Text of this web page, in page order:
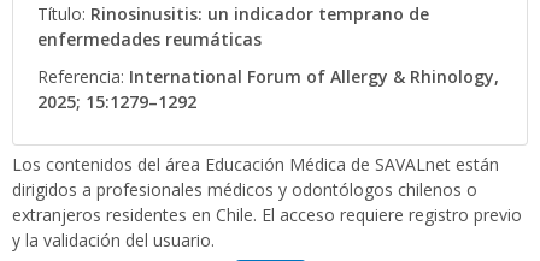
Título: Rinosinusitis: un indicador temprano de
enfermedades reumáticas
Referencia: International Forum of Allergy & Rhinology,
2025; 15:1279–1292
Los contenidos del área Educación Médica de SAVALnet están
dirigidos a profesionales médicos y odontólogos chilenos o
extranjeros residentes en Chile. El acceso requiere registro previo
y la validación del usuario.